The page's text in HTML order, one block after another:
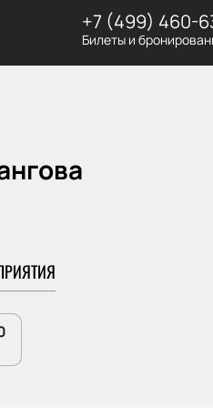
+7 (499) 460-
Билеты и